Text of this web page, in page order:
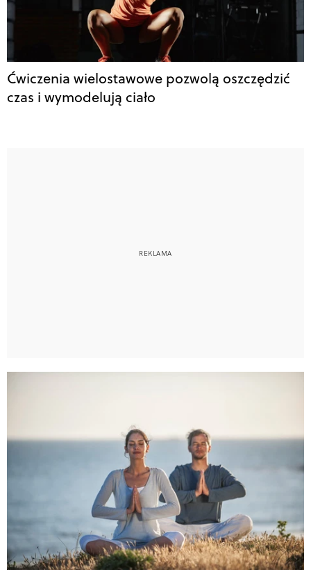
Ćwiczenia wielostawowe pozwolą oszczędzić
czas i wymodelują ciało